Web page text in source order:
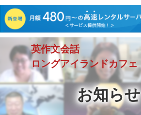
英作文会話
ロングアイランドカフェ
お知らせ